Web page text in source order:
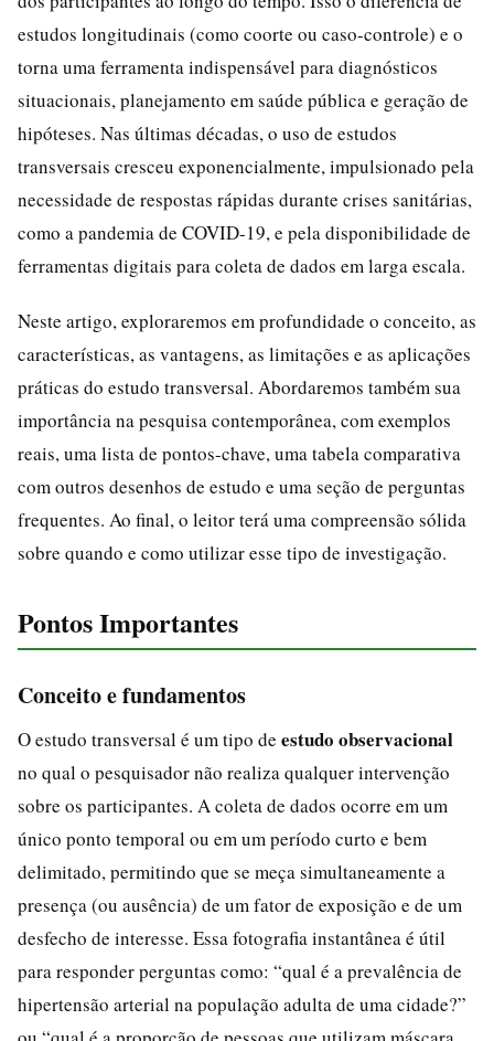
estudos longitudinais (como coorte ou caso-controle) e o
torna uma ferramenta indispensável para diagnósticos
situacionais, planejamento em saúde pública e geração de
hipóteses. Nas últimas décadas, o uso de estudos
transversais cresceu exponencialmente, impulsionado pela
necessidade de respostas rápidas durante crises sanitárias,
como a pandemia de COVID-19, e pela disponibilidade de
ferramentas digitais para coleta de dados em larga escala.
Neste artigo, exploraremos em profundidade o conceito, as
características, as vantagens, as limitações e as aplicações
práticas do estudo transversal. Abordaremos também sua
importância na pesquisa contemporânea, com exemplos
reais, uma lista de pontos-chave, uma tabela comparativa
com outros desenhos de estudo e uma seção de perguntas
frequentes. Ao final, o leitor terá uma compreensão sólida
sobre quando e como utilizar esse tipo de investigação.
Pontos Importantes
Conceito e fundamentos
O estudo transversal é um tipo de estudo observacional
no qual o pesquisador não realiza qualquer intervenção
sobre os participantes. A coleta de dados ocorre em um
único ponto temporal ou em um período curto e bem
delimitado, permitindo que se meça simultaneamente a
presença (ou ausência) de um fator de exposição e de um
desfecho de interesse. Essa fotografia instantânea é útil
para responder perguntas como: “qual é a prevalência de
hipertensão arterial na população adulta de uma cidade?”